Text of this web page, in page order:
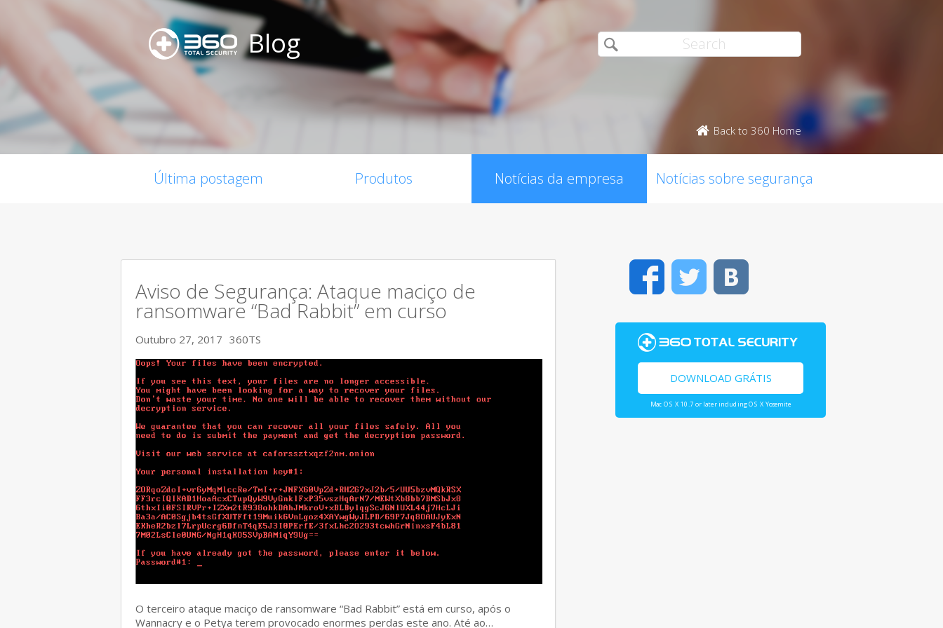
Blog
Back to 360 Home
Última postagem Produtos Notícias da empresa Notícias sobre segurança
Aviso de Segurança: Ataque maciço de
ransomware “Bad Rabbit” em curso
Outubro 27, 2017 360TS
O terceiro ataque maciço de ransomware “Bad Rabbit” está em curso, após o
Wannacry e o Petya terem provocado enormes perdas este ano. Até ao…
FacebookTwitter
DOWNLOAD GRÁTIS
Mac OS X 10.7 or later including OS X Yosemite